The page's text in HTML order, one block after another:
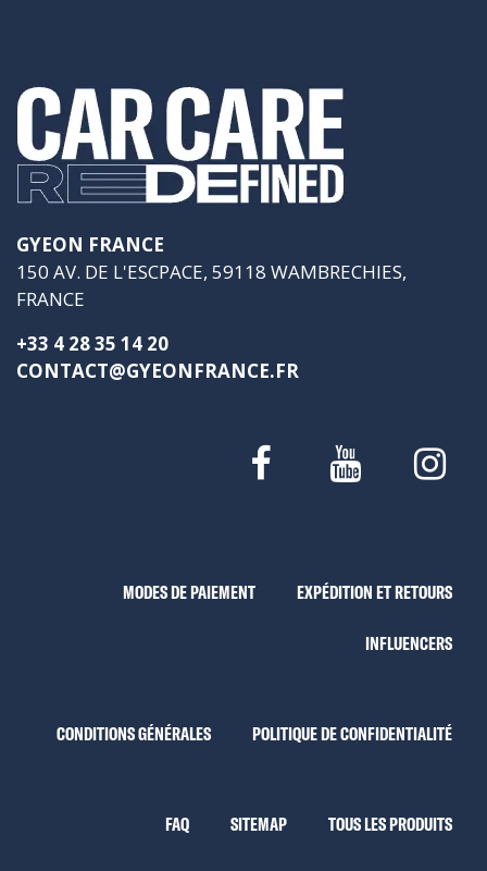
GYEON FRANCE
150 AV. DE L'ESCPACE, 59118 WAMBRECHIES,
FRANCE
+33 4 28 35 14 20
CONTACT@GYEONFRANCE.FR
MODES DE PAIEMENT EXPÉDITION ET RETOURS
INFLUENCERS
CONDITIONS GÉNÉRALES POLITIQUE DE CONFIDENTIALITÉ
FAQ SITEMAP TOUS LES PRODUITS